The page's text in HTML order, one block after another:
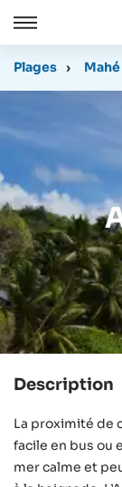
Cermer
Plages › Mahé
Description
La proximité de
facile en bus ou
mer calme et